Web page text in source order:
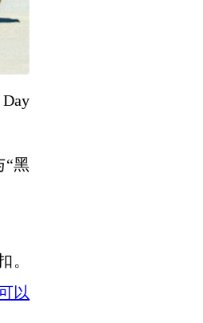
“黑
。
以